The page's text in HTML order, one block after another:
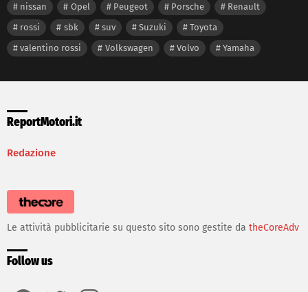
nissan
Opel Peugeot Porsche
Renault
rossi
sbk suv Suzuki
Toyota
valentino rossi
Volkswagen Volvo Yamaha
ReportMotori.it
Redazione
Le attività pubblicitarie su questo sito sono gestite da theCoreAdv
Follow us